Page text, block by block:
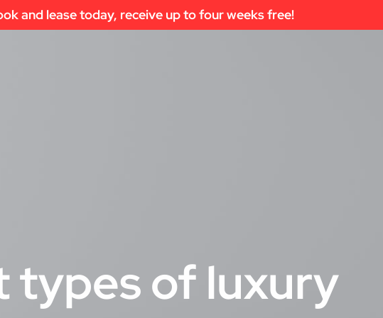
and lease today, receive up to four weeks free!
of luxury